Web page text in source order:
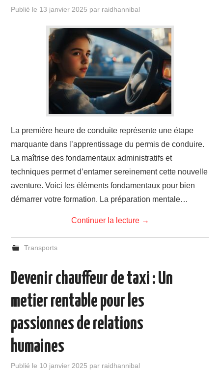
Publié le 13 janvier 2025 par raidhannibal
La première heure de conduite représente une étape
marquante dans l’apprentissage du permis de conduire.
La maîtrise des fondamentaux administratifs et
techniques permet d’entamer sereinement cette nouvelle
aventure. Voici les éléments fondamentaux pour bien
démarrer votre formation. La préparation mentale…
Continuer la lecture →
Transports
Devenir chauffeur de taxi : Un
metier rentable pour les
passionnes de relations
humaines
Publié le 10 janvier 2025 par raidhannibal